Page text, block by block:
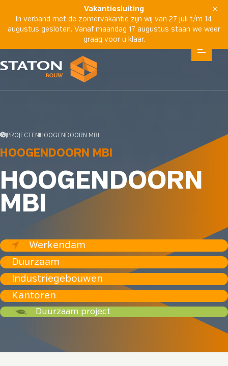
Vakantiesluiting
In verband met de zomervakantie zijn wij van 27 juli t/m 14
augustus gesloten. Vanaf maandag 17 augustus staan we weer
graag voor u klaar.
PROJECTEN HOOGENDOORN MBI
HOOGENDOORN MBI
HOOGENDOORN
MBI
Werkendam
Duurzaam
Industriegebouwen
Kantoren
Duurzaam project